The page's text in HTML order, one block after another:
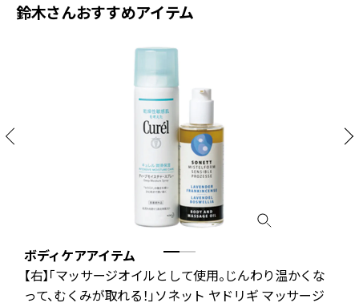
鈴木さんおすすめアイテム
ボディケアアイテム
【右】「マッサージオイルとして使用。じんわり温かくな
って、むくみが取れる！」ソネット ヤドリギ マッサージ